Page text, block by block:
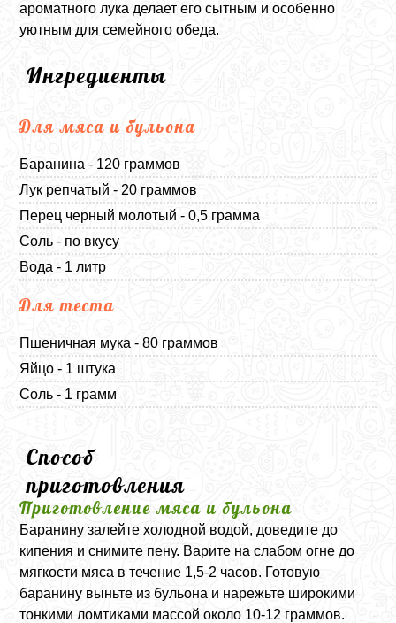
ароматного лука делает его сытным и особенно
уютным для семейного обеда.
Ингредиенты
Для мяса и бульона
Баранина - 120 граммов
Лук репчатый - 20 граммов
Перец черный молотый - 0,5 грамма
Соль - по вкусу
Вода - 1 литр
Для теста
Пшеничная мука - 80 граммов
Яйцо - 1 штука
Соль - 1 грамм
Способ
приготовления
Приготовление мяса и бульона
Баранину залейте холодной водой, доведите до
кипения и снимите пену. Варите на слабом огне до
мягкости мяса в течение 1,5-2 часов. Готовую
баранину выньте из бульона и нарежьте широкими
тонкими ломтиками массой около 10-12 граммов.